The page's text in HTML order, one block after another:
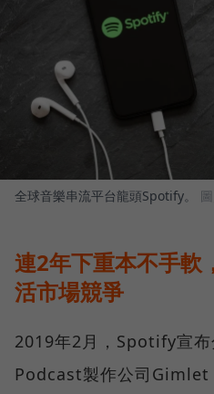
全球音樂串流平台龍頭Spotify。
連2年下重本不手
活市場競爭
2019年2月，Spotify宣
Podcast製作公司